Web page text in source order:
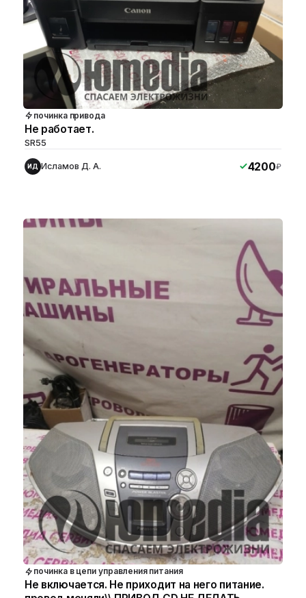
починка привода
Не работает.
SR55
ИД Исламов Д. А. 4200₽
починка в цепи управления питания
Не включается. Не приходит на него питание.